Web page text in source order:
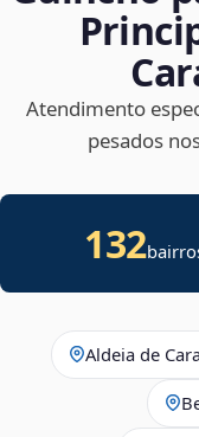
Atendimento
pesados
132
Aldeia de